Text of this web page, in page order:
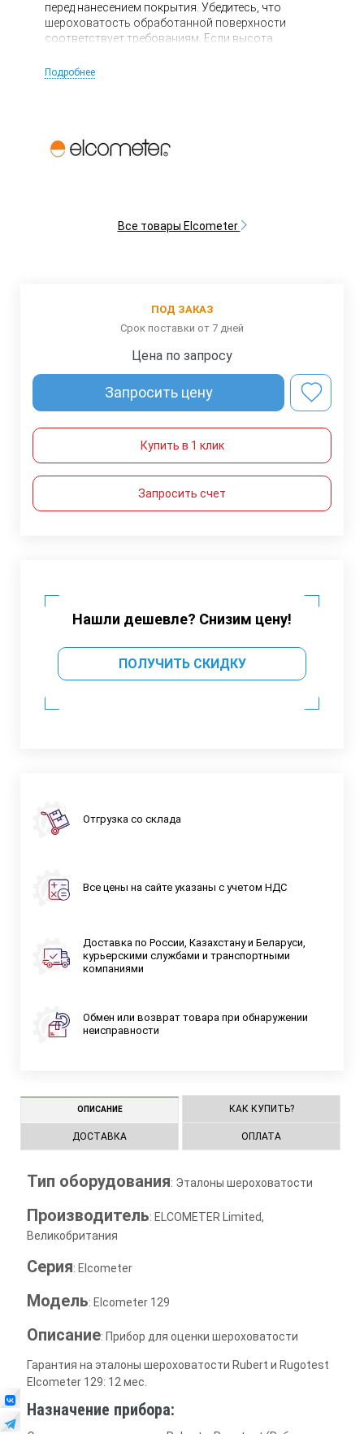
перед нанесением покрытия. Убедитесь, что
шероховатость обработанной поверхности
соответствует требованиям. Если высота
покрытия с поверхностью будет снижено. Если
Подробнее
Все товары Elcometer
ПОД ЗАКАЗ
Срок поставки от 7 дней
Цена по запросу
Запросить цену
Купить в 1 клик
Запросить счет
Нашли дешевле? Снизим цену!
ПОЛУЧИТЬ СКИДКУ
Отгрузка со склада
Все цены на сайте указаны с учетом НДС
Доставка по России, Казахстану и Беларуси,
курьерскими службами и транспортными
компаниями
Обмен или возврат товара при обнаружении
неисправности
ОПИСАНИЕ КАК КУПИТЬ?
ДОСТАВКА ОПЛАТА
Тип оборудования: Эталоны шероховатости
Производитель: ELCOMETER Limited,
Великобритания
Серия: Elcometer
Модель: Elcometer 129
Описание: Прибор для оценки шероховатости
Гарантия на эталоны шероховатости Rubert и Rugotest
Elcometer 129: 12 мес.
Назначение прибора: